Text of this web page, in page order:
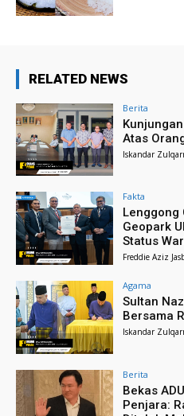
RELATED NEWS
Berita
Atas
Iskandar
Fakta
Lenggong
Geopark
Status
Freddie Aziz
Agama
Sultan
Bersama
Iskandar
Berita
Bekas
Penjara: